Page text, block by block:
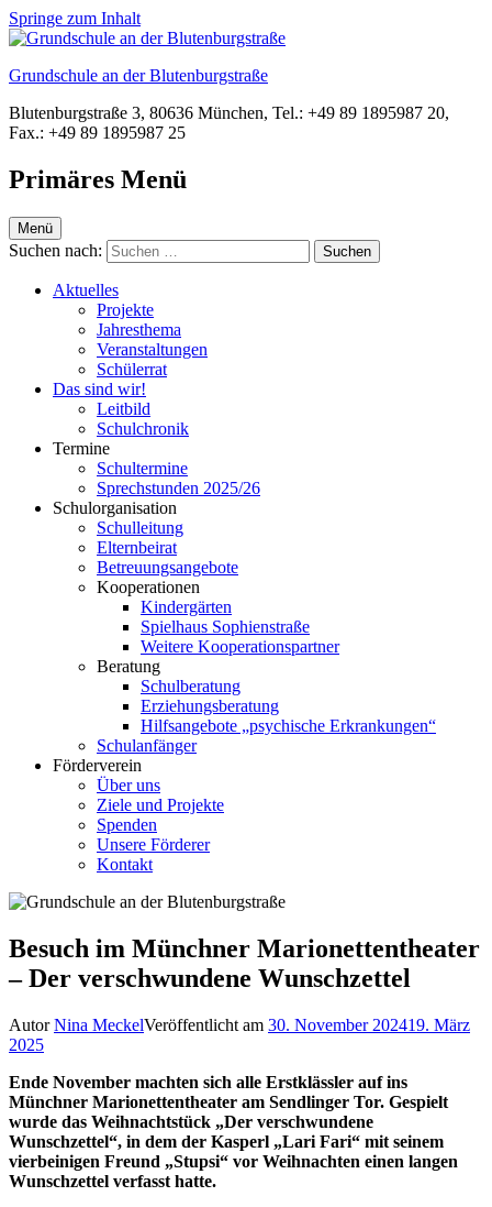
Springe zum Inhalt
Grundschule an der Blutenburgstraße
Blutenburgstraße 3, 80636 München, Tel.: +49 89 1895987 20,
Fax.: +49 89 1895987 25
Primäres Menü
Menü
Suchen nach:
Aktuelles
Projekte
Jahresthema
Veranstaltungen
Schülerrat
Das sind wir!
Leitbild
Schulchronik
Termine
Schultermine
Sprechstunden 2025/26
Schulorganisation
Schulleitung
Elternbeirat
Betreuungsangebote
Kooperationen
Kindergärten
Spielhaus Sophienstraße
Weitere Kooperationspartner
Beratung
Schulberatung
Erziehungsberatung
Hilfsangebote „psychische Erkrankungen“
Schulanfänger
Förderverein
Über uns
Ziele und Projekte
Spenden
Unsere Förderer
Kontakt
Besuch im Münchner Marionettentheater
– Der verschwundene Wunschzettel
AutorNina MeckelVeröffentlicht am 30. November 202419. März
2025
Ende November machten sich alle Erstklässler auf ins
Münchner Marionettentheater am Sendlinger Tor. Gespielt
wurde das Weihnachtstück „Der verschwundene
Wunschzettel“, in dem der Kasperl „Lari Fari“ mit seinem
vierbeinigen Freund „Stupsi“ vor Weihnachten einen langen
Wunschzettel verfasst hatte.